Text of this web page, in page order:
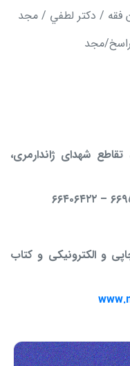
شهدای ژاندارمری،
–
و الکترونیکی و کتاب